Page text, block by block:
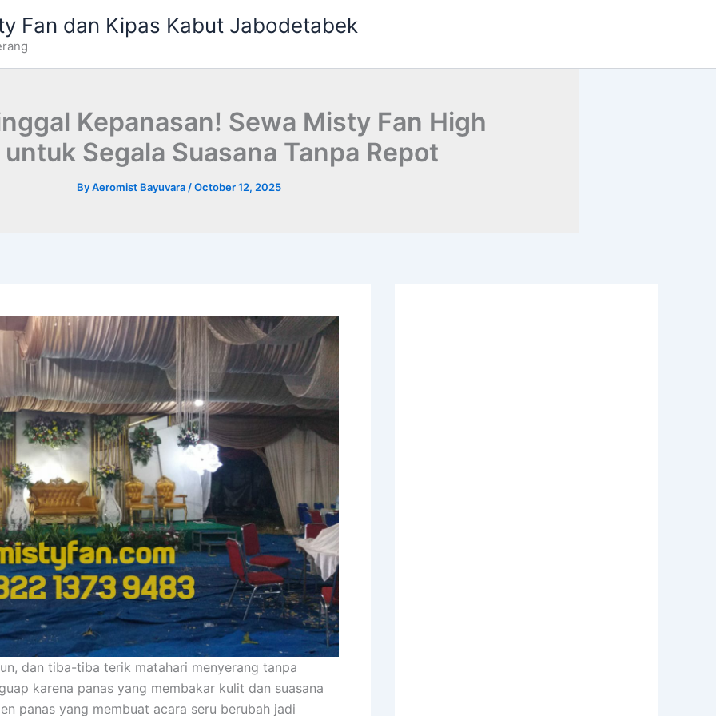
Fan dan Kipas Kabut Jabodetabek
Kepanasan! Sewa Misty Fan High
Segala Suasana Tanpa Repot
ByAeromist Bayuvara /October 12, 2025
dan tiba-tiba terik matahari menyerang tanpa
karena panas yang membakar kulit dan suasana
panas yang membuat acara seru berubah jadi